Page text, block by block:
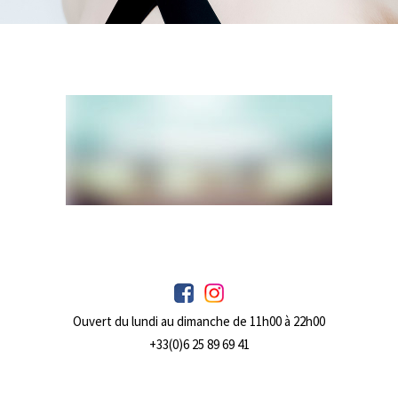
Ouvert du lundi au dimanche de 11h00 à 22h00
+33(0)6 25 89 69 41